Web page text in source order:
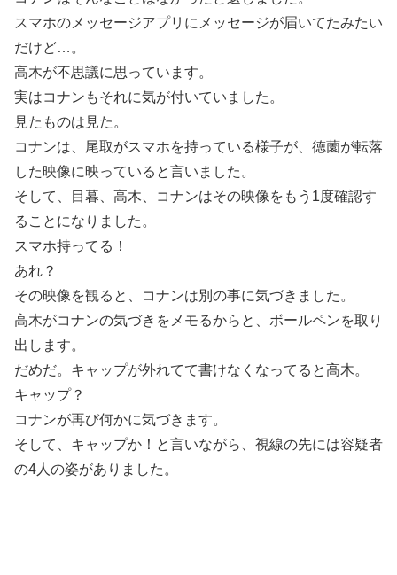
スマホのメッセージアプリにメッセージが届いてたみたい
だけど…。
高木が不思議に思っています。
実はコナンもそれに気が付いていました。
見たものは見た。
コナンは、尾取がスマホを持っている様子が、徳薗が転落
した映像に映っていると言いました。
そして、目暮、高木、コナンはその映像をもう1度確認す
ることになりました。
スマホ持ってる！
あれ？
その映像を観ると、コナンは別の事に気づきました。
高木がコナンの気づきをメモるからと、ボールペンを取り
出します。
だめだ。キャップが外れてて書けなくなってると高木。
キャップ？
コナンが再び何かに気づきます。
そして、キャップか！と言いながら、視線の先には容疑者
の4人の姿がありました。